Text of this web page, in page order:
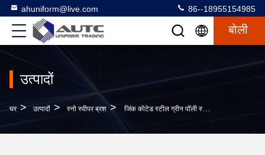
ahuniform@live.com 86--18955154985
बोली
उत्पादों
घर > उत्पादों > स्नो स्वीपर ब्रश > जिंक कोटेड स्टील ग्रीन पॉली स्नो स्वीपर ब्रश 15-34 इंच